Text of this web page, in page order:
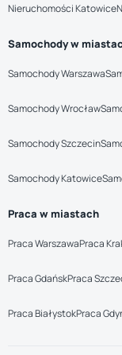
Nieruchomości Katowice
Samochody w
Samochody Warszawa
Samochody Wrocław
Samochody Szczecin
Samochody Katowice
Praca w miastach
Praca WarszawaPraca
Praca GdańskPraca
Praca BiałystokPraca